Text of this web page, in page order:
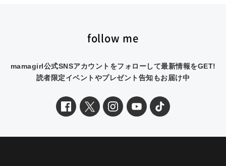
follow me
mamagirl公式SNSアカウントをフォローして最新情報をGET!
読者限定イベントやプレゼント告知もお届け中